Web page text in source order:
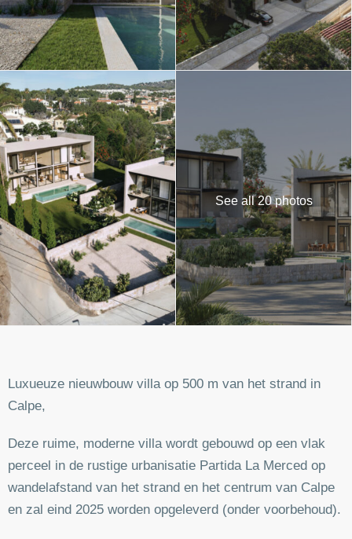
See all 20 photos
Luxueuze nieuwbouw villa op 500 m van het strand in
Calpe,
Deze ruime, moderne villa wordt gebouwd op een vlak
perceel in de rustige urbanisatie Partida La Merced op
wandelafstand van het strand en het centrum van Calpe
en zal eind 2025 worden opgeleverd (onder voorbehoud).